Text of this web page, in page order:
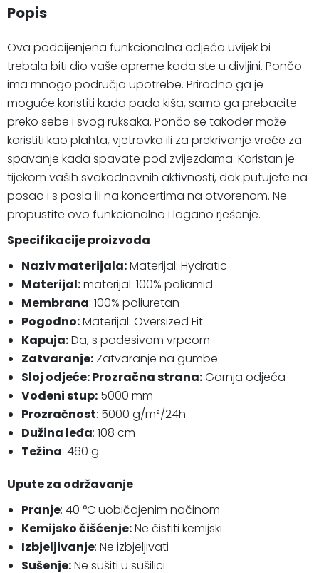
Popis
Ova podcijenjena funkcionalna odjeća uvijek bi
trebala biti dio vaše opreme kada ste u divljini. Pončo
ima mnogo područja upotrebe. Prirodno ga je
moguće koristiti kada pada kiša, samo ga prebacite
preko sebe i svog ruksaka. Pončo se također može
koristiti kao plahta, vjetrovka ili za prekrivanje vreće za
spavanje kada spavate pod zvijezdama. Koristan je
tijekom vaših svakodnevnih aktivnosti, dok putujete na
posao i s posla ili na koncertima na otvorenom. Ne
propustite ovo funkcionalno i lagano rješenje.
Specifikacije proizvoda
Naziv materijala:Materijal: Hydratic
Materijal:materijal: 100% poliamid
Membrana: 100% poliuretan
Pogodno:Materijal: Oversized Fit
Kapuja:Da, s podesivom vrpcom
Zatvaranje: Zatvaranje na gumbe
Sloj odjeće: Prozračna strana:Gornja odjeća
Vodeni stup: 5000 mm
Prozračnost: 5000 g/m²/24h
Dužina leđa: 108 cm
Težina: 460 g
Upute za održavanje
Pranje: 40 °C uobičajenim načinom
Kemijsko čišćenje:Ne čistiti kemijski
Izbjeljivanje: Ne izbjeljivati
Sušenje:Ne sušiti u sušilici